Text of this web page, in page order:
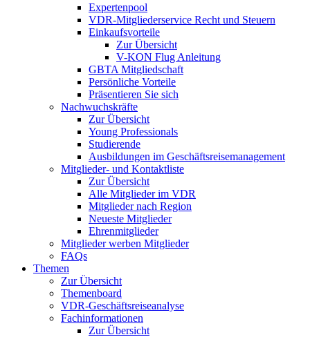
Expertenpool
VDR-Mitgliederservice Recht und Steuern
Einkaufsvorteile
Zur Übersicht
V-KON Flug Anleitung
GBTA Mitgliedschaft
Persönliche Vorteile
Präsentieren Sie sich
Nachwuchskräfte
Zur Übersicht
Young Professionals
Studierende
Ausbildungen im Geschäftsreisemanagement
Mitglieder- und Kontaktliste
Zur Übersicht
Alle Mitglieder im VDR
Mitglieder nach Region
Neueste Mitglieder
Ehrenmitglieder
Mitglieder werben Mitglieder
FAQs
Themen
Zur Übersicht
Themenboard
VDR-Geschäftsreiseanalyse
Fachinformationen
Zur Übersicht